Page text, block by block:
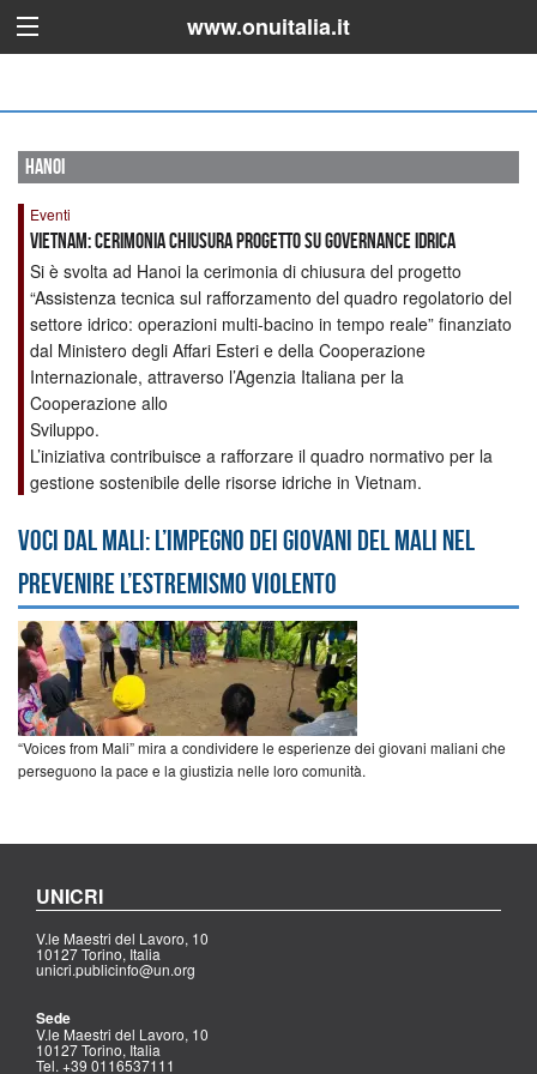
www.onuitalia.it
hanoi
Eventi
Vietnam: Cerimonia chiusura progetto su Governance Idrica
Si è svolta ad Hanoi la cerimonia di chiusura del progetto
“Assistenza tecnica sul rafforzamento del quadro regolatorio del
settore idrico: operazioni multi-bacino in tempo reale” finanziato
dal Ministero degli Affari Esteri e della Cooperazione
Internazionale, attraverso l’Agenzia Italiana per la
Cooperazione allo
Sviluppo.
L’iniziativa contribuisce a rafforzare il quadro normativo per la
gestione sostenibile delle risorse idriche in Vietnam.
Voci dal Mali: l’impegno dei giovani del Mali nel
prevenire l’estremismo violento
“Voices from Mali” mira a condividere le esperienze dei giovani maliani che
perseguono la pace e la giustizia nelle loro comunità.
UNICRI
V.le Maestri del Lavoro, 10
10127 Torino, Italia
unicri.publicinfo@un.org
Sede
V.le Maestri del Lavoro, 10
10127 Torino, Italia
Tel. +39 0116537111